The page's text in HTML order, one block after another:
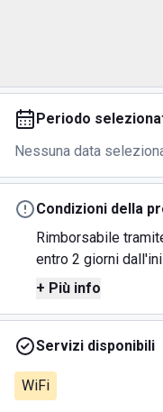
Periodo
Nessuna data
Condizioni della
Rimborsabile
entro 2 giorni
+ Più info
Servizi disponibili
WiFi